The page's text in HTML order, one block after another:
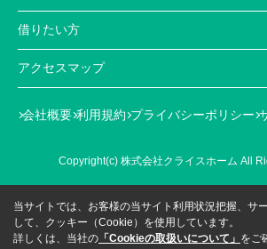
借りたい方
アクセスマップ
会社概要 利用規約 プライバシーポリシー
Copyright(c) 株式会社クライスホーム All
当サイトでは、お客様の当サイト利用状況把握、サ
して、クッキー（Cookie）を使用しています。
詳しくは、当社の 「Cookieの取扱いについて」 をご